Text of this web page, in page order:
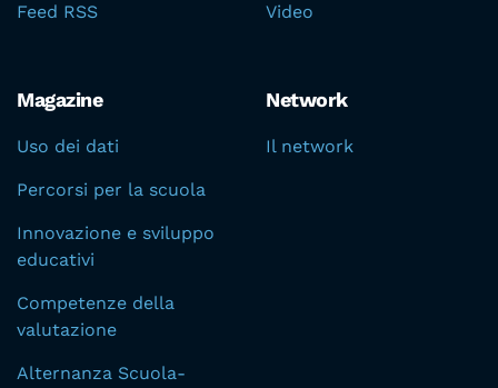
Feed RSS Video
Magazine
Uso dei dati
Percorsi per la scuola
Innovazione e sviluppo
educativi
Competenze della
valutazione
Alternanza Scuola-
Network
Il network